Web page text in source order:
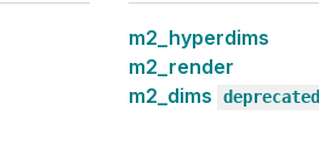
m2_hyperdims
m2_render
m2_dims
deprecated